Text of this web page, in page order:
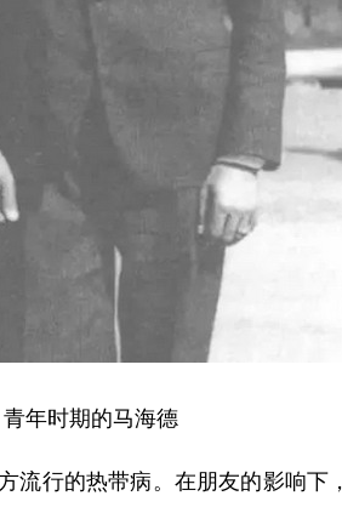
青年时期的马海德
行的热带病。在朋友的影响下